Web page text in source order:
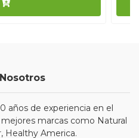
años de experiencia en el
marcas como Natural
Healthy America.